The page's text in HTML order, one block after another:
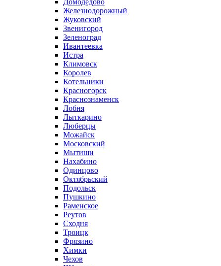
Домодедово
Железнодорожный
Жуковский
Звенигород
Зеленоград
Ивантеевка
Истра
Климовск
Королев
Котельники
Красногорск
Краснознаменск
Лобня
Лыткарино
Люберцы
Можайск
Московский
Мытищи
Нахабино
Одинцово
Октябрьский
Подольск
Пушкино
Раменское
Реутов
Сходня
Троицк
Фрязино
Химки
Чехов